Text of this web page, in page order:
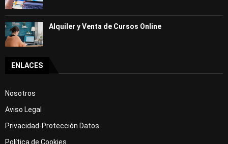
Alquiler y Venta de Cursos Online
ENLACES
Nosotros
Aviso Legal
Privacidad-Protección Datos
Política de Cookies